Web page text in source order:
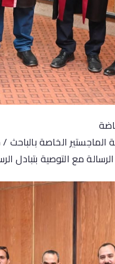
الماجستير الخاصة
مع التوصية بتبادل